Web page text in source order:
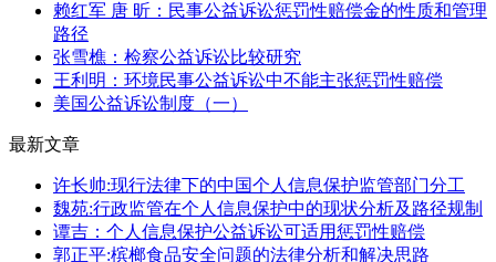
赖红军 唐 昕：民事公益诉讼惩罚性赔偿金的性质和管理
路径
张雪樵：检察公益诉讼比较研究
王利明：环境民事公益诉讼中不能主张惩罚性赔偿
美国公益诉讼制度（一）
最新文章
许长帅:现行法律下的中国个人信息保护监管部门分工
魏苑:行政监管在个人信息保护中的现状分析及路径规制
谭吉：个人信息保护公益诉讼可适用惩罚性赔偿
郭正平:槟榔食品安全问题的法律分析和解决思路